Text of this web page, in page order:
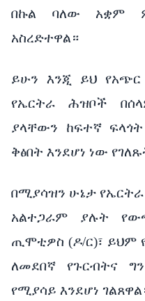
በኩል ባለው አቋም
አስረድተዋል።
ይሁን እንጂ ይህ
የኤርትራ ሕዝቦች
ያላቸውን ከፍተኛ
ቅፅበት እንደሆነ ነው
በሚያሳዝን ሁኔታ
አልተጋራም ያሉት
ጢሞቲዎስ (ዶ/ር)፣ ይህም
ለመደበኛ የጉርብትና
የሚያሳይ እንደሆነ